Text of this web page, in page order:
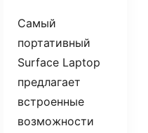
Самый
портативный
Surface Laptop
предлагает
встроенные
возможности